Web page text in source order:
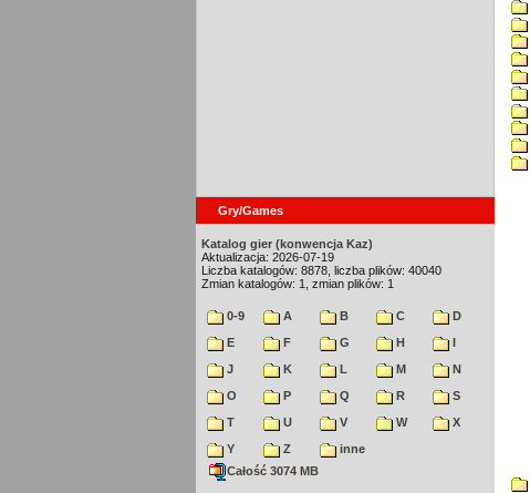
Gry/Games
Katalog gier (konwencja Kaz)
Aktualizacja: 2026-07-19
Liczba katalogów: 8878, liczba plików: 40040
Zmian katalogów: 1, zmian plików: 1
0-9 A B C
D
E
F G H
I
J
K L M
N
O
P Q R
S
T
U V W
X
Y
Z
inne
Całość 3074 MB